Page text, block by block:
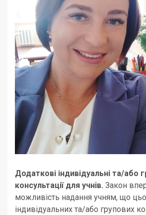
Додаткові індивідуальні та/або
консультації для учнів. Закон
можливість надання учням, що
індивідуальних та/або групових